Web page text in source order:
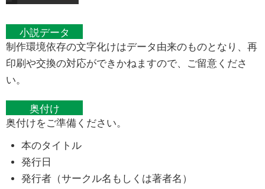
小説データ
制作環境依存の文字化けはデータ由来のものとなり、再
印刷や交換の対応ができかねますので、ご留意くださ
い。
奥付け
奥付けをご準備ください。
本のタイトル
発行日
発行者（サークル名もしくは著者名）